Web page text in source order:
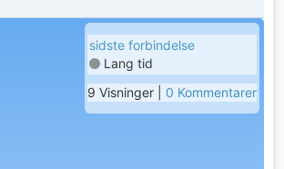
sidste forbindelse
Lang tid
9 Visninger | 0 Kommentarer